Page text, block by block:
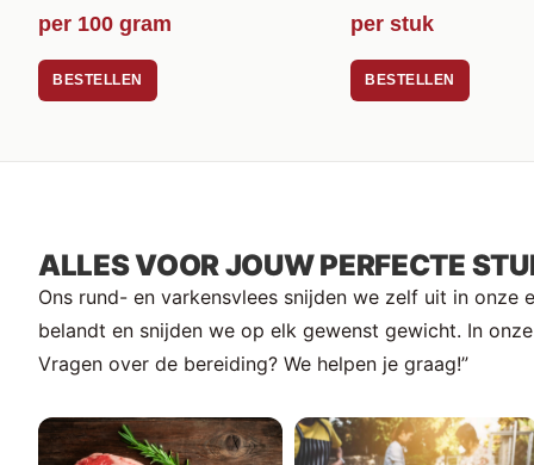
per 100 gram
BESTELLEN
per stuk
BESTELLEN
ALLES VOOR JOUW PERFECTE
Ons rund- en varkensvlees snijden we zelf uit in
belandt en snijden we op elk gewenst gewicht. In
Vragen over de bereiding? We helpen je graag!”